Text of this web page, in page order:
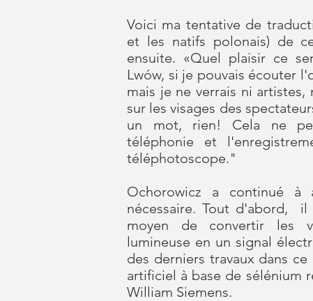
Voici ma tentative de
et les natifs polonais) de
ensuite. «Quel plaisir ce
Lwów, si je pouvais écouter
mais je ne verrais ni
sur les visages des
un mot, rien! Cela ne
téléphonie et
téléphotoscope."
Ochorowicz a continué à
nécessaire. Tout d'abord, il
moyen de convertir les
lumineuse en un signal
des derniers travaux dans
artificiel à base de sélénium
William Siemens.